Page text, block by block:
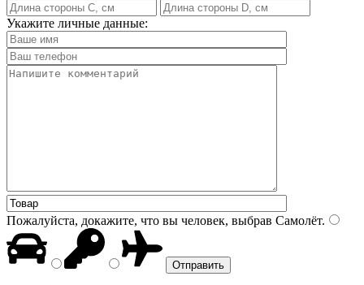
Укажите личные данные:
Пожалуйста, докажите, что вы человек, выбрав Самолёт.